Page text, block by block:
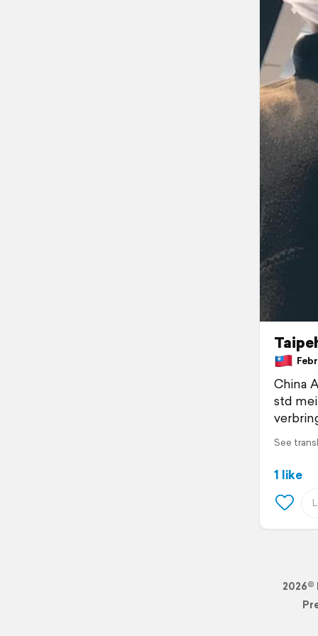
China
std
See
1 like
2026©